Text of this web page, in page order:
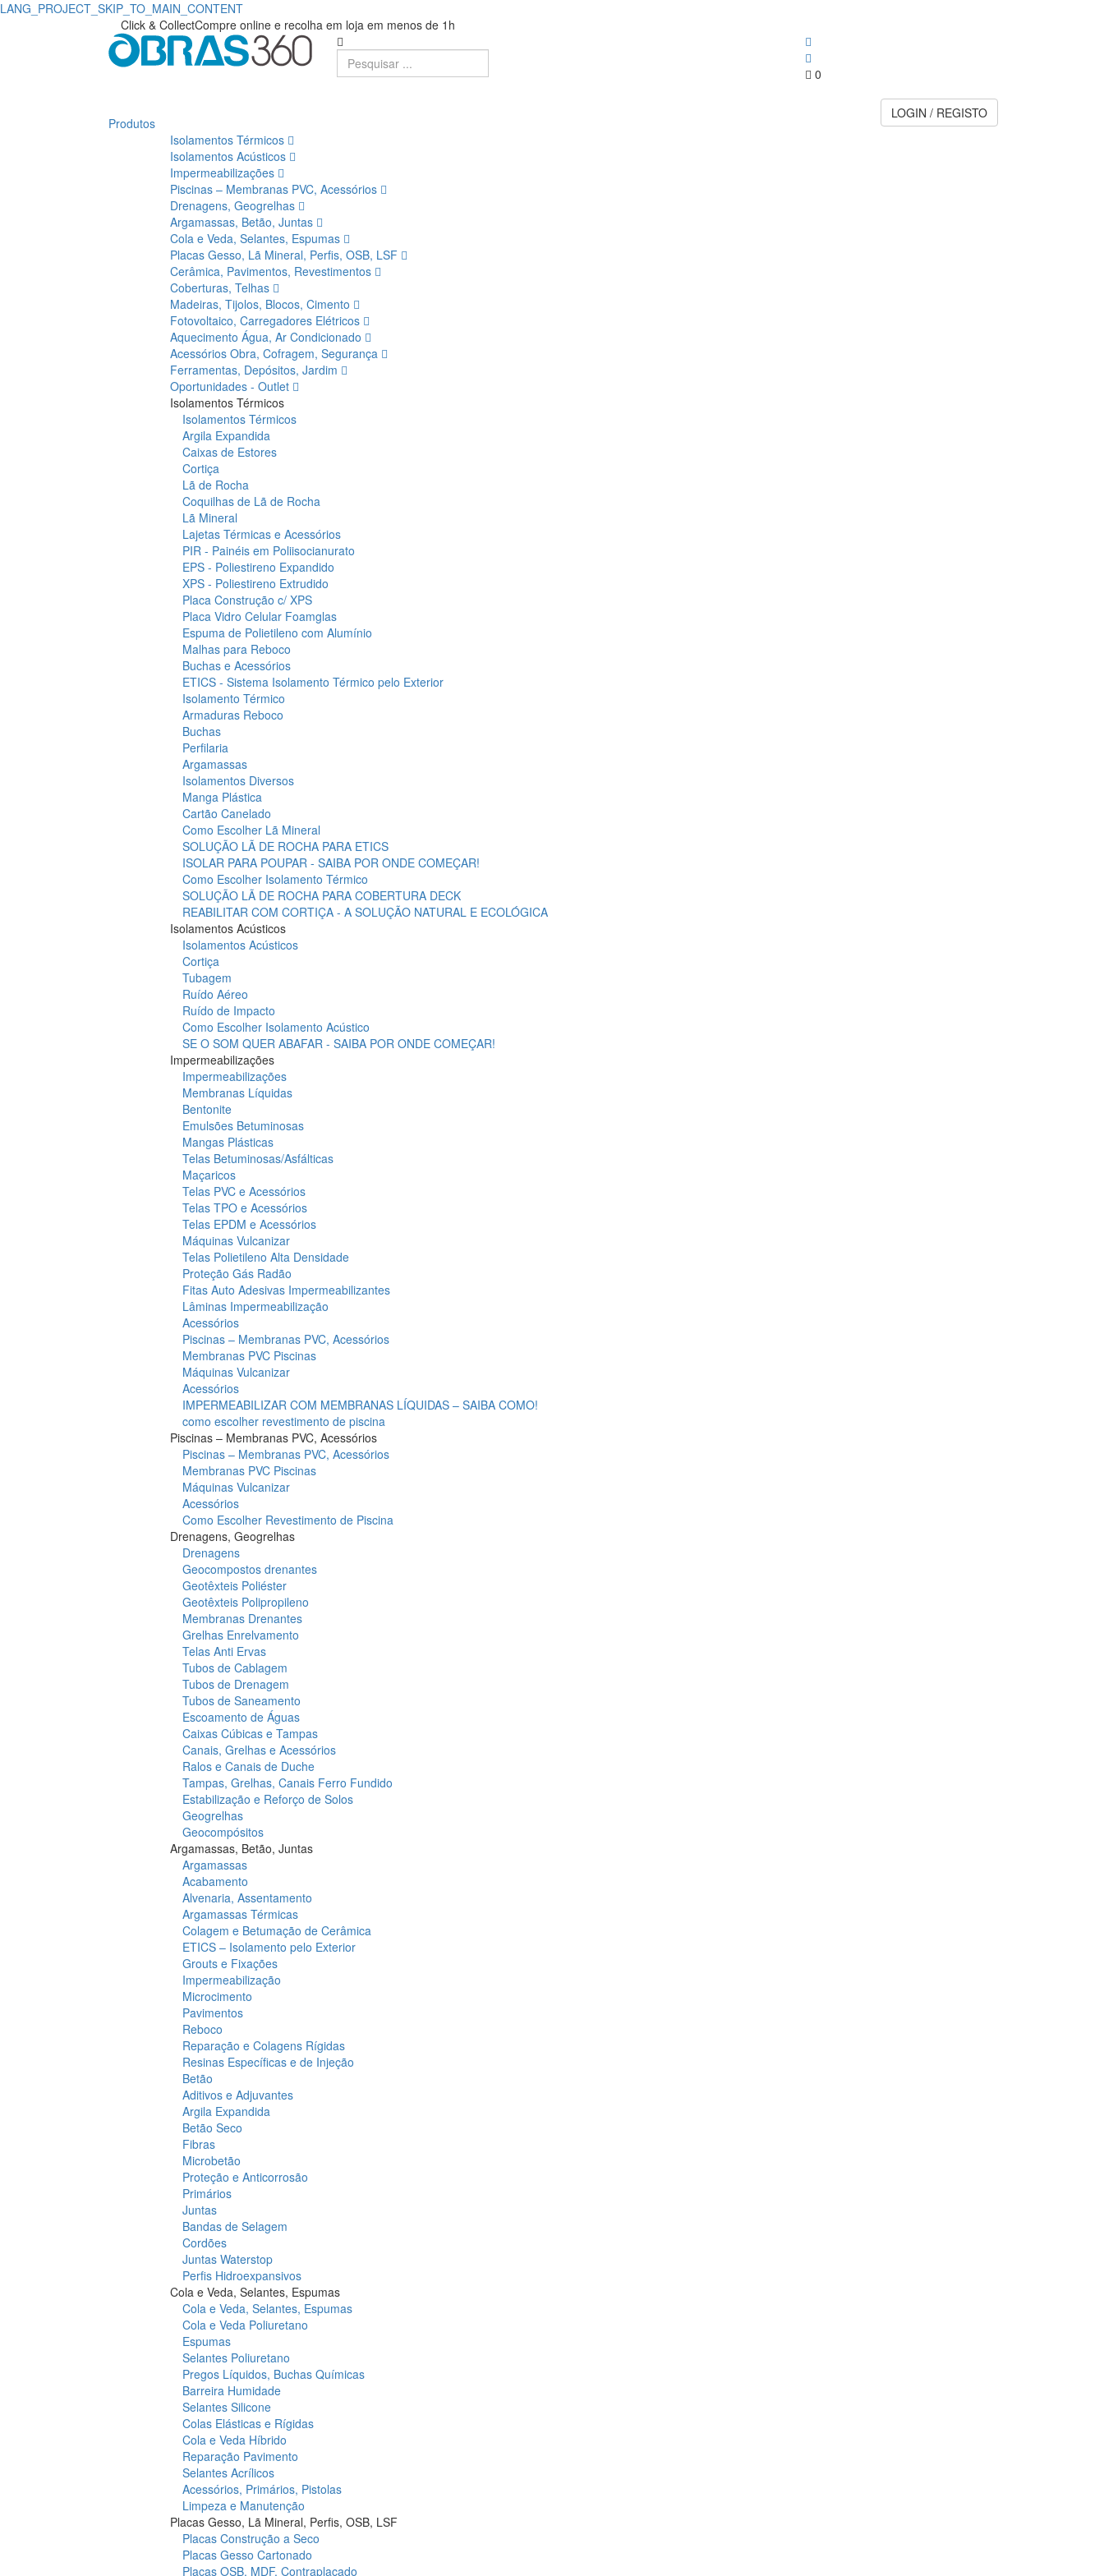
LANG_PROJECT_SKIP_TO_MAIN_CONTENT
Obras360
Click & CollectCompre online e recolha em loja em menos de 1h
0
Produtos
Isolamentos Térmicos
Isolamentos Acústicos
Impermeabilizações
Piscinas – Membranas PVC, Acessórios
Drenagens, Geogrelhas
Argamassas, Betão, Juntas
Cola e Veda, Selantes, Espumas
Placas Gesso, Lã Mineral, Perfis, OSB, LSF
Cerâmica, Pavimentos, Revestimentos
Coberturas, Telhas
Madeiras, Tijolos, Blocos, Cimento
Fotovoltaico, Carregadores Elétricos
Aquecimento Água, Ar Condicionado
Acessórios Obra, Cofragem, Segurança
Ferramentas, Depósitos, Jardim
Oportunidades - Outlet
Isolamentos Térmicos
Isolamentos Térmicos
Argila Expandida
Caixas de Estores
Cortiça
Lã de Rocha
Coquilhas de Lã de Rocha
Lã Mineral
Lajetas Térmicas e Acessórios
PIR - Painéis em Poliisocianurato
EPS - Poliestireno Expandido
XPS - Poliestireno Extrudido
Placa Construção c/ XPS
Placa Vidro Celular Foamglas
Espuma de Polietileno com Alumínio
Malhas para Reboco
Buchas e Acessórios
ETICS - Sistema Isolamento Térmico pelo Exterior
Isolamento Térmico
Armaduras Reboco
Buchas
Perfilaria
Argamassas
Isolamentos Diversos
Manga Plástica
Cartão Canelado
Como Escolher Lã Mineral
SOLUÇÃO LÃ DE ROCHA PARA ETICS
ISOLAR PARA POUPAR - SAIBA POR ONDE COMEÇAR!
Como Escolher Isolamento Térmico
SOLUÇÃO LÃ DE ROCHA PARA COBERTURA DECK
REABILITAR COM CORTIÇA - A SOLUÇÃO NATURAL E ECOLÓGICA
Isolamentos Acústicos
Isolamentos Acústicos
Cortiça
Tubagem
Ruído Aéreo
Ruído de Impacto
Como Escolher Isolamento Acústico
SE O SOM QUER ABAFAR - SAIBA POR ONDE COMEÇAR!
Impermeabilizações
Impermeabilizações
Membranas Líquidas
Bentonite
Emulsões Betuminosas
Mangas Plásticas
Telas Betuminosas/Asfálticas
Maçaricos
Telas PVC e Acessórios
Telas TPO e Acessórios
Telas EPDM e Acessórios
Máquinas Vulcanizar
Telas Polietileno Alta Densidade
Proteção Gás Radão
Fitas Auto Adesivas Impermeabilizantes
Lâminas Impermeabilização
Acessórios
Piscinas – Membranas PVC, Acessórios
Membranas PVC Piscinas
Máquinas Vulcanizar
Acessórios
IMPERMEABILIZAR COM MEMBRANAS LÍQUIDAS – SAIBA COMO!
como escolher revestimento de piscina
Piscinas – Membranas PVC, Acessórios
Piscinas – Membranas PVC, Acessórios
Membranas PVC Piscinas
Máquinas Vulcanizar
Acessórios
Como Escolher Revestimento de Piscina
Drenagens, Geogrelhas
Drenagens
Geocompostos drenantes
Geotêxteis Poliéster
Geotêxteis Polipropileno
Membranas Drenantes
Grelhas Enrelvamento
Telas Anti Ervas
Tubos de Cablagem
Tubos de Drenagem
Tubos de Saneamento
Escoamento de Águas
Caixas Cúbicas e Tampas
Canais, Grelhas e Acessórios
Ralos e Canais de Duche
Tampas, Grelhas, Canais Ferro Fundido
Estabilização e Reforço de Solos
Geogrelhas
Geocompósitos
Argamassas, Betão, Juntas
Argamassas
Acabamento
Alvenaria, Assentamento
Argamassas Térmicas
Colagem e Betumação de Cerâmica
ETICS – Isolamento pelo Exterior
Grouts e Fixações
Impermeabilização
Microcimento
Pavimentos
Reboco
Reparação e Colagens Rígidas
Resinas Específicas e de Injeção
Betão
Aditivos e Adjuvantes
Argila Expandida
Betão Seco
Fibras
Microbetão
Proteção e Anticorrosão
Primários
Juntas
Bandas de Selagem
Cordões
Juntas Waterstop
Perfis Hidroexpansivos
Cola e Veda, Selantes, Espumas
Cola e Veda, Selantes, Espumas
Cola e Veda Poliuretano
Espumas
Selantes Poliuretano
Pregos Líquidos, Buchas Químicas
Barreira Humidade
Selantes Silicone
Colas Elásticas e Rígidas
Cola e Veda Híbrido
Reparação Pavimento
Selantes Acrílicos
Acessórios, Primários, Pistolas
Limpeza e Manutenção
Placas Gesso, Lã Mineral, Perfis, OSB, LSF
Placas Construção a Seco
Placas Gesso Cartonado
Placas OSB, MDF, Contraplacado
LOGIN / REGISTO